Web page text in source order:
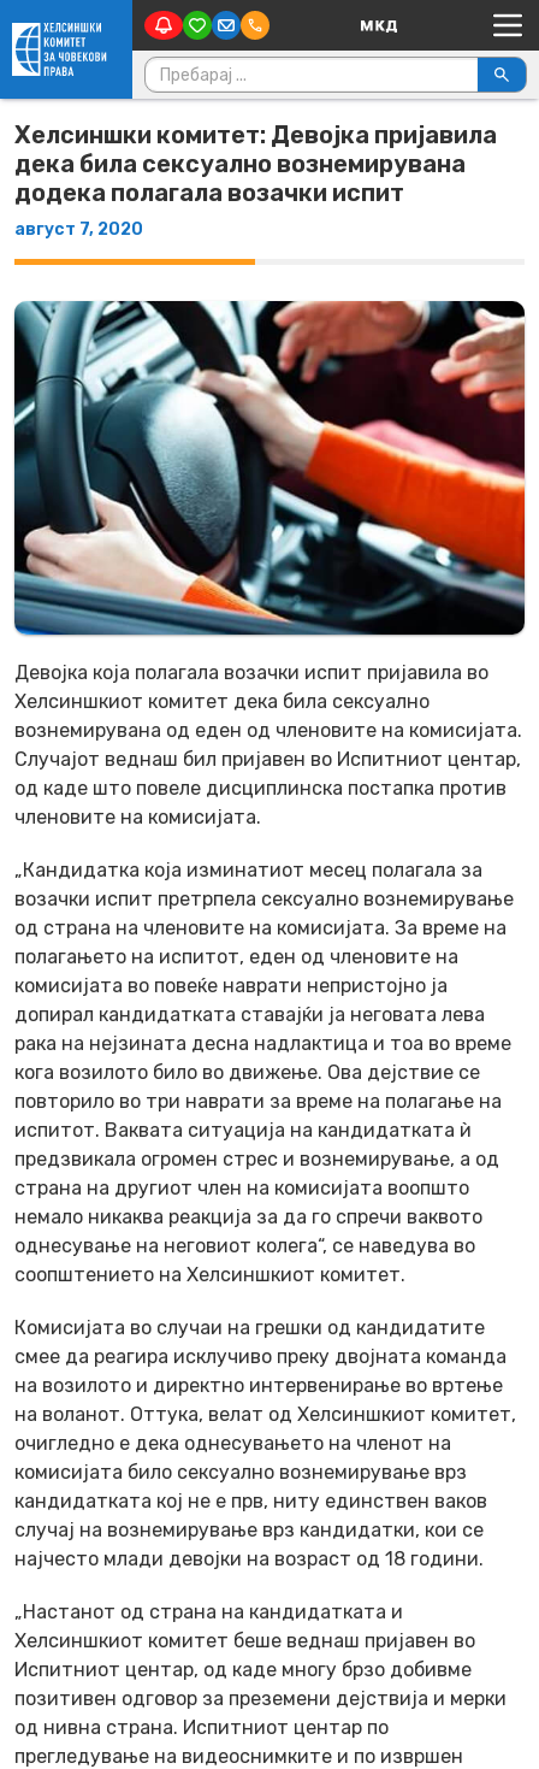
Skip to content Main Navigation
Пребарувај за:
Хелсиншки комитет: Девојка пријавила
дека била сексуално вознемирувана
додека полагала возачки испит
август 7, 2020
Девојка која полагала возачки испит пријавила во
Хелсиншкиот комитет дека била сексуално
вознемирувана од еден од членовите на комисијата.
Случајот веднаш бил пријавен во Испитниот центар,
од каде што повеле дисциплинска постапка против
членовите на комисијата.
„Кандидатка која изминатиот месец полагала за
возачки испит претрпела сексуално вознемирување
од страна на членовите на комисијата. За време на
полагањето на испитот, еден од членовите на
комисијата во повеќе наврати непристојно ја
допирал кандидатката ставајќи ја неговата лева
рака на нејзината десна надлактица и тоа во време
кога возилото било во движење. Ова дејствие се
повторило во три наврати за време на полагање на
испитот. Ваквата ситуација на кандидатката ѝ
предзвикала огромен стрес и вознемирување, а од
страна на другиот член на комисијата воопшто
немало никаква реакција за да го спречи ваквото
однесување на неговиот колега“, се наведува во
соопштението на Хелсиншкиот комитет.
Комисијата во случаи на грешки од кандидатите
смее да реагира исклучиво преку двојната команда
на возилото и директно интервенирање во вртење
на воланот. Оттука, велат од Хелсиншкиот комитет,
очигледно е дека однесувањето на членот на
комисијата било сексуално вознемирување врз
кандидатката кој не е прв, ниту единствен ваков
случај на вознемирување врз кандидатки, кои се
најчесто млади девојки на возраст од 18 години.
„Настанот од страна на кандидатката и
Хелсиншкиот комитет беше веднаш пријавен во
Испитниот центар, од каде многу брзо добивме
позитивен одговор за преземени дејствија и мерки
од нивна страна. Испитниот центар по
прегледување на видеоснимките и по извршен